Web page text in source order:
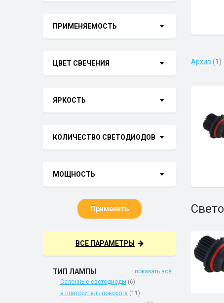
ПРИМЕНЯЕМОСТЬ
ЦВЕТ СВЕЧЕНИЯ
ЯРКОСТЬ
КОЛИЧЕСТВО СВЕТОДИОДОВ
МОЩНОСТЬ
Применить
ВСЕ ПАРАМЕТРЫ
показать всё...
ТИП ЛАМПЫ
Салонные светодиоды (6)
в повторитель поворота (11)
Архив (1)